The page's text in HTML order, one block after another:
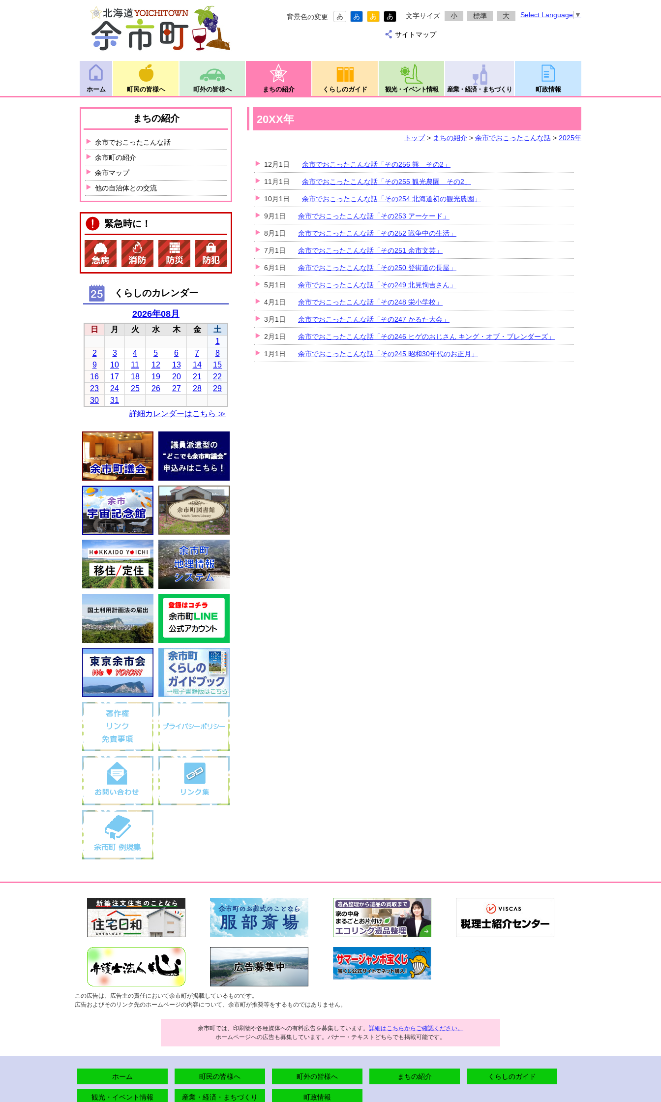
背景色の変更 あ あ あ あ 文字サイズ 小 標準 大 Select Language ▼
サイトマップ
ホーム 町民の皆様へ 町外の皆様へ まちの紹介 くらしのガイド 観光・イベント情報 産業・経済・まちづくり 町政情報
20XX年
トップ> まちの紹介 > 余市でおこったこんな話 > 2025年
12月1日 余市でおこったこんな話「その256 熊 その2」
11月1日 余市でおこったこんな話「その255 観光農園 その2」
10月1日 余市でおこったこんな話「その254 北海道初の観光農園」
9月1日 余市でおこったこんな話「その253 アーケード」
8月1日 余市でおこったこんな話「その252 戦争中の生活」
7月1日 余市でおこったこんな話「その251 余市文芸」
6月1日 余市でおこったこんな話「その250 登街道の長屋」
5月1日 余市でおこったこんな話「その249 北見恂吉さん」
4月1日 余市でおこったこんな話「その248 栄小学校」
3月1日 余市でおこったこんな話「その247 かるた大会」
2月1日 余市でおこったこんな話「その246 ヒゲのおじさん キング・オブ・ブレンダーズ」
1月1日 余市でおこったこんな話「その245 昭和30年代のお正月」
まちの紹介
余市でおこったこんな話
余市町の紹介
余市マップ
他の自治体との交流
緊急時に！
くらしのカレンダー
この広告は、広告主の責任において余市町が掲載しているものです。
広告およびそのリンク先のホームページの内容について、余市町が推奨等をするものではありません。
余市町では、印刷物や各種媒体への有料広告を募集しています。 詳細はこちらからご確認ください。
ホームページへの広告も募集しています。バナー・テキストどちらでも掲載可能です。
ホーム 町民の皆様へ 町外の皆様へ まちの紹介 くらしのガイド
観光・イベント情報 産業・経済・まちづくり 町政情報